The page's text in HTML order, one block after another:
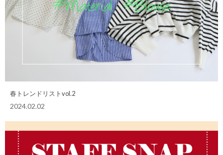
春トレンドリストvol.2
2024.02.02